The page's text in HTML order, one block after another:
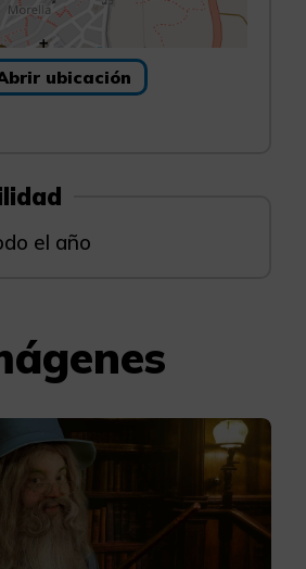
ubicación
el año